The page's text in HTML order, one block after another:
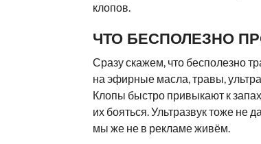
клопов.
ЧТО БЕСПОЛЕЗНО
Сразу скажем, что бесполезно
на эфирные масла, травы,
Клопы быстро привыкают к
их бояться. Ультразвук тоже не
мы же не в рекламе живём.